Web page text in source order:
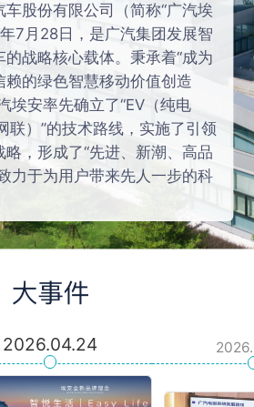
股份有限公司（简称“广汽埃
7月28日，是广汽集团发展智
战略核心载体。秉承着“成为
赖的绿色智慧移动价值创造
埃安率先确立了“EV（纯电
联）”的技术路线，实施了引领
，形成了“先进、新潮、高品
力于为用户带来先人一步的科
量发展，广汽埃安已成为全球
牌，是全球最快突破百万产销
碑，广汽埃安品牌车型连续3
保值率、中国新能源汽车客户
誉为“开不坏的埃安”。
发+智造+产业链+营销服务
2026.04.24